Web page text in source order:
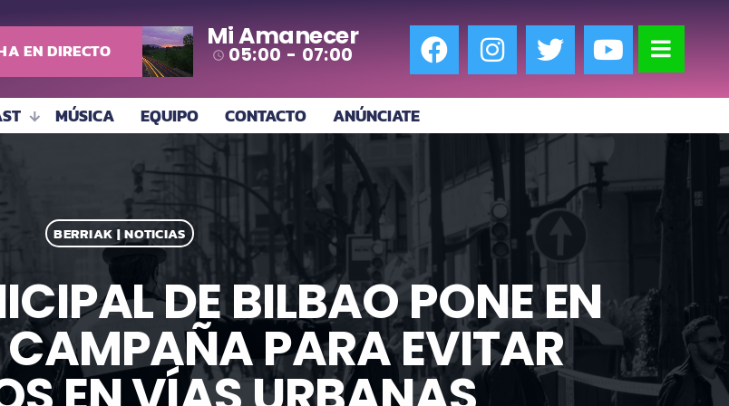
EN DIRECTO Mi Amanecer
access_time 05:00 - 07:00
MÚSICA EQUIPO CONTACTO ANÚNCIATE
BERRIAK | NOTICIAS
DE BILBAO PONE EN
PARA EVITAR